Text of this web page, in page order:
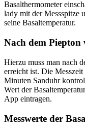
Basalthermometer
lady mit der Messspitze
seine Basaltemperatur.
Nach dem Piepton
Hierzu muss man nach
erreicht ist. Die
Minuten Sanduhr
Wert der
App eintragen.
Messwerte der